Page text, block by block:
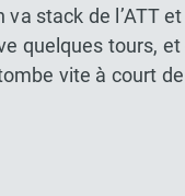
stack de l’ATT
quelques tours,
vite à court